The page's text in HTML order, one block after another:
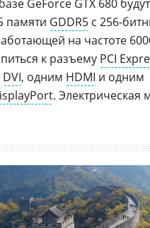
GeForce GTX 680 будут
памяти GDDR5 с 256-
на частоте
к разъему PCI
DVI, одним HDMI и одним
. Электрическая